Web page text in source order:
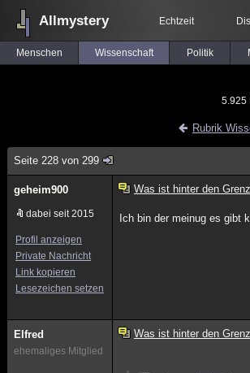
Allmystery Echtzeit
Menschen Wissenschaft Politik
5.925
Rubrik
Seite 228 von 299
geheim900
dabei seit 2015
Profil anzeigen
Private Nachricht
Link kopieren
Lesezeichen setzen
Was ist hinter den
Ich bin der meinug es gibt
Elfred
ehemaliges Mitglied
Was ist hinter den